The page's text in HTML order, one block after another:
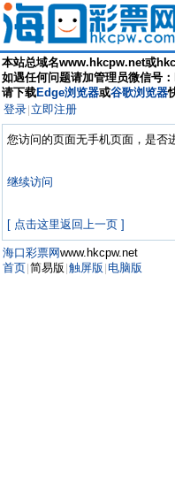
本站总域名www.hkcpw.net或
如遇任何问题请加管理员微信号
请下载Edge浏览器或谷歌浏览器
登录 立即注册
您访问的页面无手机页面，是否
继续访问
[ 点击这里返回上一页 ]
海口彩票网www.hkcpw.net
首页 简易版 触屏版 电脑版